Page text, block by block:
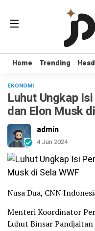
Home Trending
Home Trending
EKONOMI
Luhut Ungkap
dan Elon Musk
admin
4 Jun 2024
Nusa Dua, CNN
Menteri Koordinator
Luhut Binsar